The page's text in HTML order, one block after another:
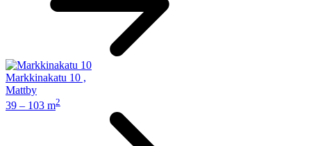
Markkinakatu 10 ,
Mattby
39 – 103 m2